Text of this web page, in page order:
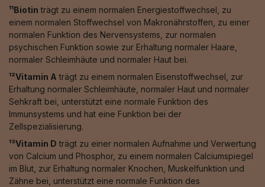
¹¹Biotin trägt zu einem normalen Energiestoffwechsel, zu
einem normalen Stoffwechsel von Makronährstoffen, zu einer
normalen Funktion des Nervensystems, zur normalen
psychischen Funktion sowie zur Erhaltung normaler Haare,
normaler Schleimhäute und normaler Haut bei.
¹²Vitamin A trägt zu einem normalen Eisenstoffwechsel, zur
Erhaltung normaler Schleimhäute, normaler Haut und normaler
Sehkraft bei, unterstützt eine normale Funktion des
Immunsystems und hat eine Funktion bei der
Zellspezialisierung.
¹³Vitamin D trägt zu einer normalen Aufnahme und Verwertung
von Calcium und Phosphor, zu einem normalen Calciumspiegel
im Blut, zur Erhaltung normaler Knochen, Muskelfunktion und
Zähne bei, unterstützt eine normale Funktion des